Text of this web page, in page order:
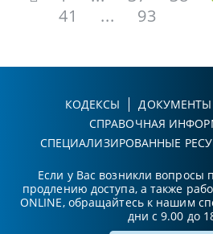
41
... 93
КОДЕКСЫ
СПРАВОЧНАЯ
СПЕЦИАЛИЗИРОВАННЫЕ
Если у Вас возникли вопросы
продлению доступа, а также
ONLINE, обращайтесь к нашим
дни с 9.00 до